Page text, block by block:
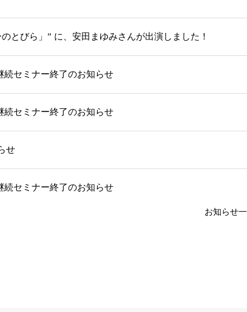
とびら」” に、安田まゆみさんが出演しました！
続セミナー終了のお知らせ
続セミナー終了のお知らせ
せ
続セミナー終了のお知らせ
お知らせ